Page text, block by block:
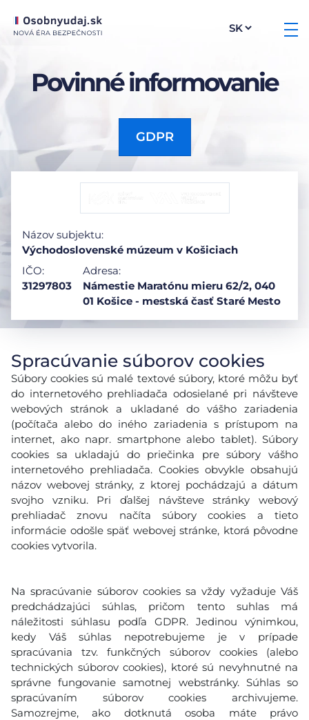
Povinné informovanie
GDPR
Názov subjektu:
Východoslovenské múzeum v Košiciach
IČO:
31297803
Adresa:
Námestie Maratónu mieru 62/2, 040
01 Košice - mestská časť Staré Mesto
Spracúvanie súborov cookies
Súbory cookies sú malé textové súbory, ktoré môžu byť
do internetového prehliadača odosielané pri návšteve
webových stránok a ukladané do vášho zariadenia
(počítača alebo do iného zariadenia s prístupom na
internet, ako napr. smartphone alebo tablet). Súbory
cookies sa ukladajú do priečinka pre súbory vášho
internetového prehliadača. Cookies obvykle obsahujú
názov webovej stránky, z ktorej pochádzajú a dátum
svojho vzniku. Pri ďalšej návšteve stránky webový
prehliadač znovu načíta súbory cookies a tieto
informácie odošle späť webovej stránke, ktorá pôvodne
cookies vytvorila.
Na spracúvanie súborov cookies sa vždy vyžaduje Váš
predchádzajúci súhlas, pričom tento suhlas má
náležitosti súhlasu podľa GDPR. Jedinou výnimkou,
kedy Váš súhlas nepotrebujeme je v prípade
spracúvania tzv. funkčných súborov cookies (alebo
technických súborov cookies), ktoré sú nevyhnutné na
správne fungovanie samotnej webstránky. Súhlas so
spracúvaním súborov cookies archivujeme.
Samozrejme, ako dotknutá osoba máte právo